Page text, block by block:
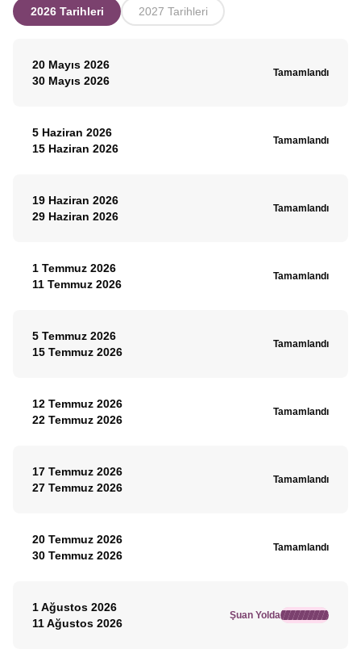
2026 Tarihleri 2027 Tarihleri
20 Mayıs 2026
30 Mayıs 2026
Tamamlandı
5 Haziran 2026
15 Haziran 2026
Tamamlandı
19 Haziran 2026
29 Haziran 2026
Tamamlandı
1 Temmuz 2026
11 Temmuz 2026
Tamamlandı
5 Temmuz 2026
15 Temmuz 2026
Tamamlandı
12 Temmuz 2026
22 Temmuz 2026
Tamamlandı
17 Temmuz 2026
27 Temmuz 2026
Tamamlandı
20 Temmuz 2026
30 Temmuz 2026
Tamamlandı
1 Ağustos 2026
11 Ağustos 2026
Şuan Yolda